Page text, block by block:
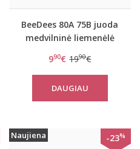
BeeDees 80A 75B juoda
medvilninė liemenėlė
990€ 1990€
DAUGIAU
Naujiena -23%